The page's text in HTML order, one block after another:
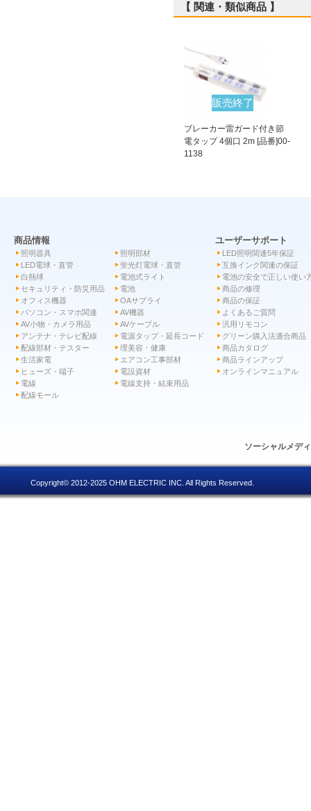
【 関連・類似商品 】
販売終了
ブレーカー雷ガード付き節
電タップ 4個口 2m [品番]00-
1138
商品情報
照明器具
照明部材
LED電球・直管
蛍光灯電球・直管
白熱球
電池式ライト
セキュリティ・防災用品
電池
オフィス機器
OAサプライ
パソコン・スマホ関連
AV機器
AV小物・カメラ用品
AVケーブル
アンテナ・テレビ配線
電源タップ・延長コード
配線部材・テスター
理美容・健康
生活家電
エアコン工事部材
ヒューズ・端子
電設資材
電線
電線支持・結束用品
配線モール
ユーザーサポート
LED照明関連5年保証
互換インク関連の保証
電池の安全で正しい使い
商品の修理
商品の保証
よくあるご質問
汎用リモコン
グリーン購入法適合商品
商品カタログ
商品ラインアップ
オンラインマニュアル
ソーシャルメデ
Copyright© 2012-2025 OHM ELECTRIC INC. All Rights Reserved.